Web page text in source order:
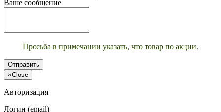
Ваше сообщение
Просьба в примечании указать, что товар по акции.
Отправить
×Close
Авторизация
Логин (email)